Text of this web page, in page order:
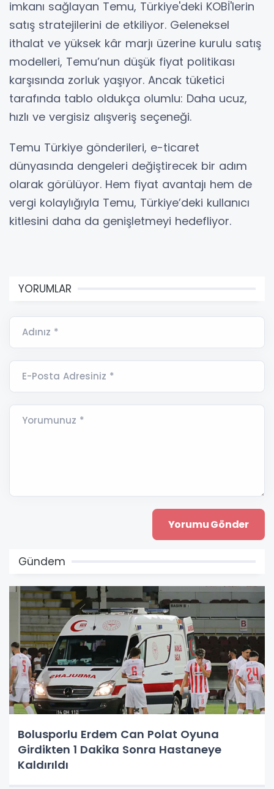
imkanı sağlayan Temu, Türkiye'deki KOBİ'lerin
satış stratejilerini de etkiliyor. Geleneksel
ithalat ve yüksek kâr marjı üzerine kurulu satış
modelleri, Temu’nun düşük fiyat politikası
karşısında zorluk yaşıyor. Ancak tüketici
tarafında tablo oldukça olumlu: Daha ucuz,
hızlı ve vergisiz alışveriş seçeneği.
Temu Türkiye gönderileri, e-ticaret
dünyasında dengeleri değiştirecek bir adım
olarak görülüyor. Hem fiyat avantajı hem de
vergi kolaylığıyla Temu, Türkiye’deki kullanıcı
kitlesini daha da genişletmeyi hedefliyor.
YORUMLAR
Adınız *
E-Posta Adresiniz *
Yorumunuz *
Gündem
Bolusporlu Erdem Can Polat Oyuna
Girdikten 1 Dakika Sonra Hastaneye
Kaldırıldı